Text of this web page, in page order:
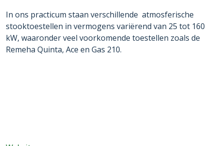
In ons practicum staan verschillende atmosferische
stooktoestellen in vermogens variërend van 25 tot 160
kW, waaronder veel voorkomende toestellen zoals de
Remeha Quinta, Ace en Gas 210.